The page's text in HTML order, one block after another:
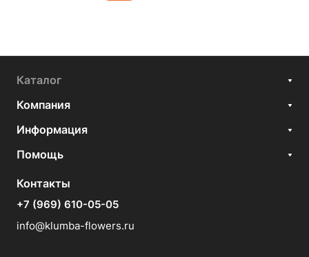
Каталог
Компания
Информация
Помощь
Контакты
+7 (969) 610-05-05
info@klumba-flowers.ru